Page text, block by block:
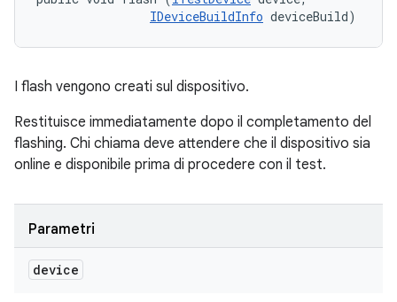
IDeviceBuildInfo deviceBuild)
I flash vengono creati sul dispositivo.
Restituisce immediatamente dopo il completamento del
flashing. Chi chiama deve attendere che il dispositivo sia
online e disponibile prima di procedere con il test.
Parametri
device